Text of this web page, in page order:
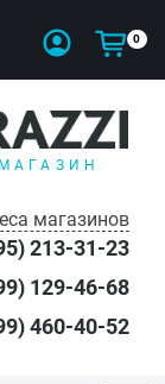
0
магазинов
213-31-23
129-46-68
460-40-52